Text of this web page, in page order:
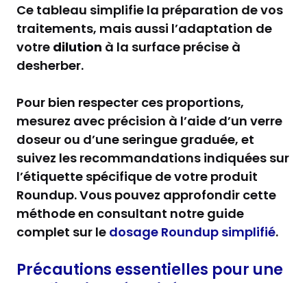
Ce tableau simplifie la préparation de vos
traitements, mais aussi l’adaptation de
votre dilution à la surface précise à
desherber.
Pour bien respecter ces proportions,
mesurez avec précision à l’aide d’un verre
doseur ou d’une seringue graduée, et
suivez les recommandations indiquées sur
l’étiquette spécifique de votre produit
Roundup. Vous pouvez approfondir cette
méthode en consultant notre guide
complet sur le dosage Roundup simplifié.
Précautions essentielles pour une